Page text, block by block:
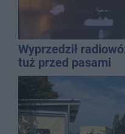
Wyprzedził
tuż przed pasami